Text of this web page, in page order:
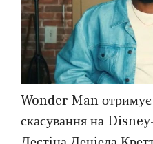
Wonder Man
скасування на